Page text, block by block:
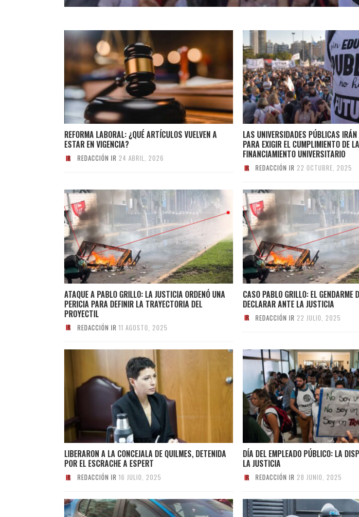
REFORMA LABORAL: ¿QUÉ ARTÍCULOS VUELVEN A
ESTAR EN VIGENCIA?
REDACCIÓN IR 24 ABRIL, 2026
LAS UNIVERSIDADES PÚBLICAS
PARA EXIGIR EL CUMPLIMIENTO DE
FINANCIAMIENTO UNIVERSITARIO
REDACCIÓN IR 22 OCTUBRE, 2025
ATAQUE A PABLO GRILLO: LA JUSTICIA ORDENÓ UNA
PERICIA PARA DEFINIR LA TRAYECTORIA DEL
PROYECTIL
REDACCIÓN IR 11 AGOSTO, 2025
CASO PABLO GRILLO: EL GENDARME
DECLARAR ANTE LA JUSTICIA
REDACCIÓN IR 22 JULIO, 2025
LIBERARON A LA CONCEJALA DE QUILMES, DETENIDA
POR EL ESCRACHE A ESPERT
REDACCIÓN IR 16 JULIO, 2025
DÍA DEL EMPLEADO PÚBLICO: LA
LA JUSTICIA
REDACCIÓN IR 28 JUNIO, 2025